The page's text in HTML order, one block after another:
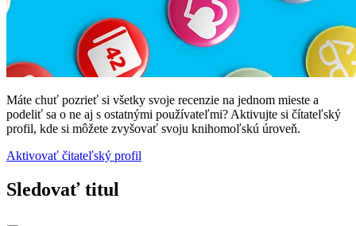
Máte chuť pozrieť si všetky svoje recenzie na jednom mieste a
podeliť sa o ne aj s ostatnými používateľmi? Aktivujte si čítateľský
profil, kde si môžete zvyšovať svoju knihomoľskú úroveň.
Aktivovať čitateľský profil
Sledovať titul